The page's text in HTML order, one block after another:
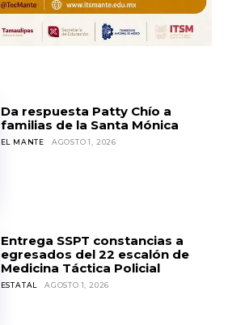
Da respuesta Patty Chío a
familias de la Santa Mónica
EL MANTE AGOSTO 1, 2026
Entrega SSPT constancias a
egresados del 22 escalón de
Medicina Táctica Policial
ESTATAL AGOSTO 1, 2026